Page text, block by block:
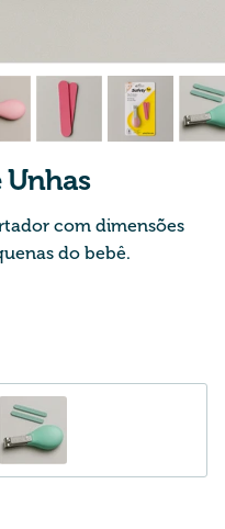
Unhas
com dimensões
do bebê.
Blue